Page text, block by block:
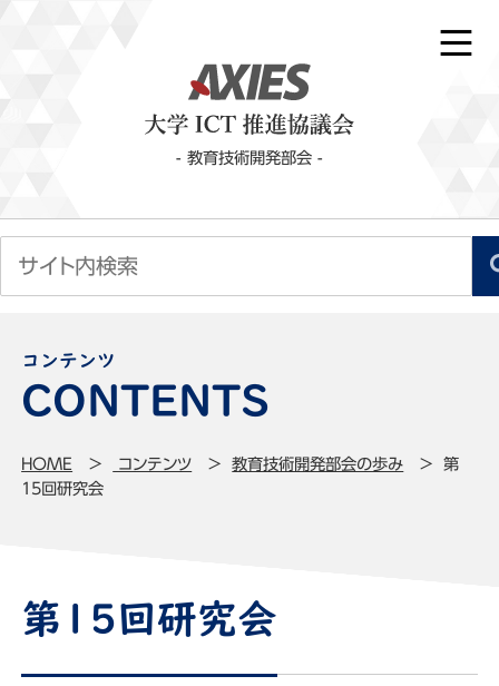
- 教育技術開発部会 -
コンテンツ
HOME コンテンツ 教育技術開発部会の歩み
第
15回研究会
第15回研究会